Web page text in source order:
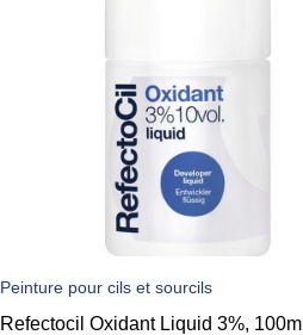
Peinture pour cils et sourcils
Refectocil Oxidant Liquid 3%, 100ml